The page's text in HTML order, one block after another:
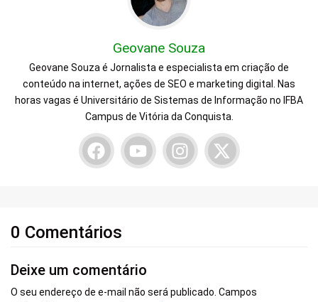
Geovane Souza
Geovane Souza é Jornalista e especialista em criação de
conteúdo na internet, ações de SEO e marketing digital. Nas
horas vagas é Universitário de Sistemas de Informação no IFBA
Campus de Vitória da Conquista.
0 Comentários
Deixe um comentário
O seu endereço de e-mail não será publicado. Campos